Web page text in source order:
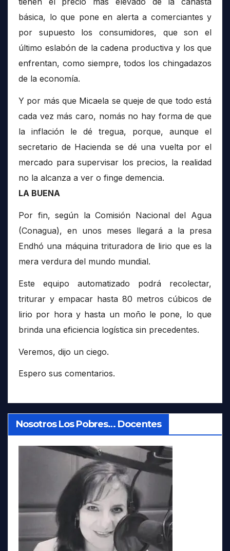
básica, lo que pone en alerta a comerciantes y
por supuesto los consumidores, que son el
último eslabón de la cadena productiva y los que
enfrentan, como siempre, todos los chingadazos
de la economía.
Y por más que Micaela se queje de que todo está
cada vez más caro, nomás no hay forma de que
la inflación le dé tregua, porque, aunque el
secretario de Hacienda se dé una vuelta por el
mercado para supervisar los precios, la realidad
no la alcanza a ver o finge demencia.
LA BUENA
Por fin, según la Comisión Nacional del Agua
(Conagua), en unos meses llegará a la presa
Endhó una máquina trituradora de lirio que es la
mera verdura del mundo mundial.
Este equipo automatizado podrá recolectar,
triturar y empacar hasta 80 metros cúbicos de
lirio por hora y hasta un moño le pone, lo que
brinda una eficiencia logística sin precedentes.
Veremos, dijo un ciego.
Espero sus comentarios.
Nosotros Los Pobres… Docentes